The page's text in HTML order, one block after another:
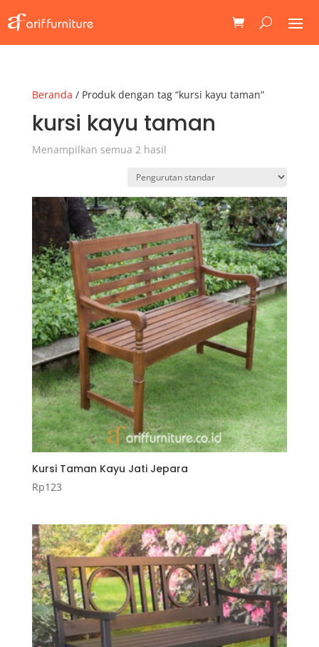
Beranda / Produk dengan tag “kursi kayu taman”
kursi kayu taman
Menampilkan semua 2 hasil
Kursi Taman Kayu Jati Jepara
Rp123